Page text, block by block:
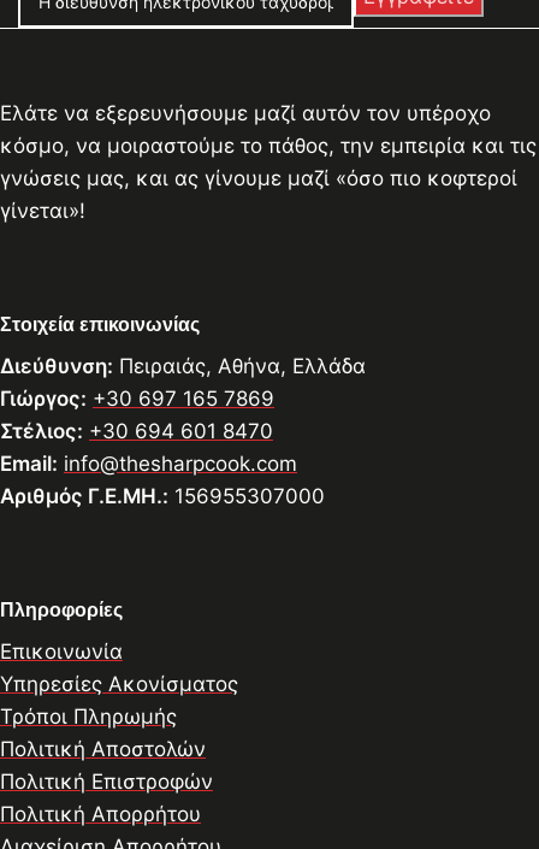
Ελάτε να εξερευνήσουμε μαζί αυτόν τον υπέροχο
κόσμο, να μοιραστούμε το πάθος, την εμπειρία και τις
γνώσεις μας, και ας γίνουμε μαζί «όσο πιο κοφτεροί
γίνεται»!
Στοιχεία επικοινωνίας
Διεύθυνση: Πειραιάς, Αθήνα, Ελλάδα
Γιώργος: +30 697 165 7869
Στέλιος: +30 694 601 8470
Email: info@thesharpcook.com
Αριθμός Γ.Ε.ΜΗ.: 156955307000
Πληροφορίες
Επικοινωνία
Υπηρεσίες Ακονίσματος
Τρόποι Πληρωμής
Πολιτική Αποστολών
Πολιτική Επιστροφών
Πολιτική Απορρήτου